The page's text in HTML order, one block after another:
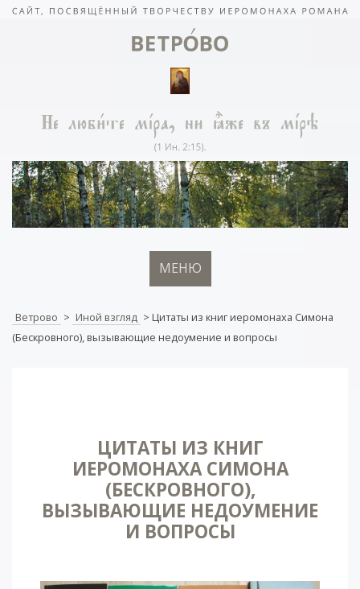
МЕНЮ
Ветрово > Иной взгляд > Цитаты из книг иеромонаха Симона
(Бескровного), вызывающие недоумение и вопросы
ЦИТАТЫ ИЗ КНИГ
ИЕРОМОНАХА СИМОНА
(БЕСКРОВНОГО),
ВЫЗЫВАЮЩИЕ НЕДОУМЕНИЕ
И ВОПРОСЫ